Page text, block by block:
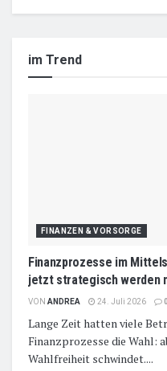
im Trend
FINANZEN & VORSORGE
Finanzprozesse im
jetzt strategisch werden
VON ANDREA 24. Juli 2026 0
Lange Zeit hatten viele
Finanzprozesse die Wahl:
Wahlfreiheit schwindet....